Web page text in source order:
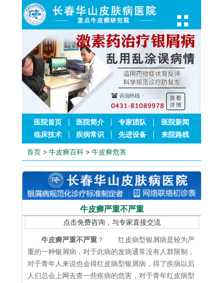
医院首页 医院简介 专家团队
医院新闻
临床技术
疾病常识 先进设备 来院路线
首页 > 牛皮癣百科 > 牛皮癣危害
牛皮癣严重不严重
点击免费咨询，与专家直接交流
牛皮癣严重不严重 ？ 红皮病型银屑病是较为严
重的一种银屑病，对于此病的发病通常没有人群限制，
对于青年人来说也会得红皮病型银屑病，得了疾病以后
人们总会上网去查一些疾病的危害，对于青年红皮病型